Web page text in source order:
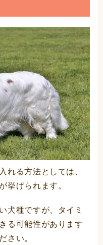
れる方法としては、
挙げられます。
犬種ですが、タイミ
る可能性があります
さい。